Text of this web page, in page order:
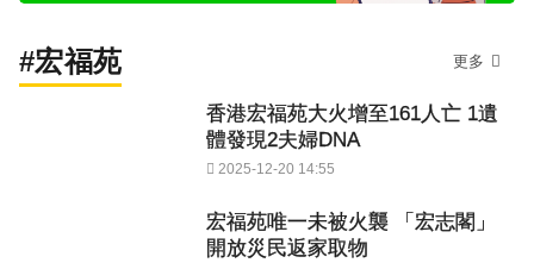
#宏福苑 更多
香港宏福苑大火增至161人亡 1遺
體發現2夫婦DNA
2025-12-20 14:55
宏福苑唯一未被火襲 「宏志閣」
開放災民返家取物